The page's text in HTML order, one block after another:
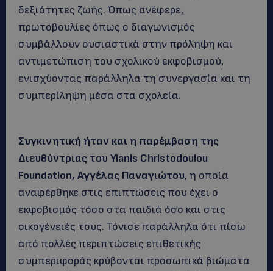
δεξιότητες ζωής. Όπως ανέφερε,
πρωτοβουλίες όπως ο διαγωνισμός
συμβάλλουν ουσιαστικά στην πρόληψη και
αντιμετώπιση του σχολικού εκφοβισμού,
ενισχύοντας παράλληλα τη συνεργασία και τη
συμπερίληψη μέσα στα σχολεία.
Συγκινητική ήταν και η παρέμβαση της
Διευθύντριας του Yianis Christodoulou
Foundation, Αγγέλας Παναγιώτου, η οποία
αναφέρθηκε στις επιπτώσεις που έχει ο
εκφοβισμός τόσο στα παιδιά όσο και στις
οικογένειές τους. Τόνισε παράλληλα ότι πίσω
από πολλές περιπτώσεις επιθετικής
συμπεριφοράς κρύβονται προσωπικά βιώματα